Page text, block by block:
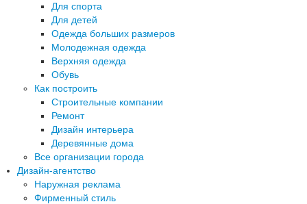
Для спорта
Для детей
Одежда больших размеров
Молодежная одежда
Верхняя одежда
Обувь
Как построить
Строительные компании
Ремонт
Дизайн интерьера
Деревянные дома
Все организации города
Дизайн-агентство
Наружная реклама
Фирменный стиль